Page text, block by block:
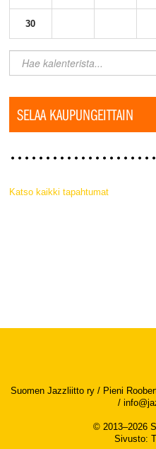
30
SELAA KAUPUNGEITTAIN
Katso kaikki tapahtumat
Suomen Jazzliitto ry / Pieni
/
© 2013–2026
Sivusto: